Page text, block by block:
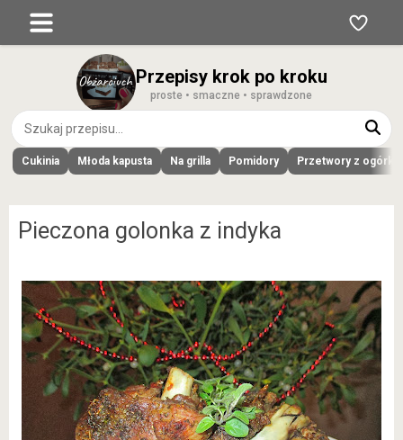
Przepisy krok po kroku
proste • smaczne • sprawdzone
Cukinia Młoda kapusta Na grilla Pomidory Przetwory z
Pieczona golonka z indyka